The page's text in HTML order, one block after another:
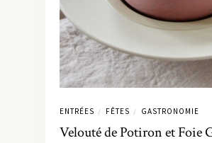
ENTRÉES / FÊTES / GASTRONOMIE
Velouté de Potiron et Foie